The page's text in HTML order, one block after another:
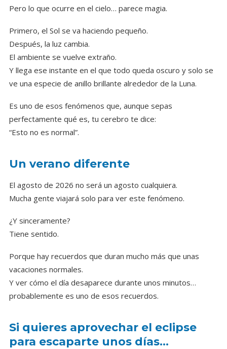
Pero lo que ocurre en el cielo… parece magia.
Primero, el Sol se va haciendo pequeño.
Después, la luz cambia.
El ambiente se vuelve extraño.
Y llega ese instante en el que todo queda oscuro y solo se
ve una especie de anillo brillante alrededor de la Luna.
Es uno de esos fenómenos que, aunque sepas
perfectamente qué es, tu cerebro te dice:
“Esto no es normal”.
Un verano diferente
El agosto de 2026 no será un agosto cualquiera.
Mucha gente viajará solo para ver este fenómeno.
¿Y sinceramente?
Tiene sentido.
Porque hay recuerdos que duran mucho más que unas
vacaciones normales.
Y ver cómo el día desaparece durante unos minutos…
probablemente es uno de esos recuerdos.
Si quieres aprovechar el eclipse
para escaparte unos días…